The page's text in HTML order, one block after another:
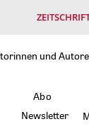
und
Abo
Newsletter